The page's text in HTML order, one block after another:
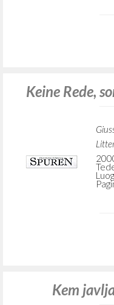
Keine Rede,
Kem